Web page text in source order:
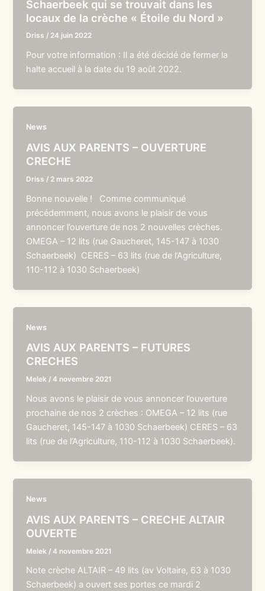
Schaerbeek qui se trouvait dans les
locaux de la crèche « Étoile du Nord »
Driss / 24 juin 2022
Pour votre information : Il a été décidé de fermer la
halte accueil à la date du 19 août 2022.
News
AVIS AUX PARENTS – OUVERTURE
CRECHE
Driss / 2 mars 2022
Bonne nouvelle ! Comme communiqué
précédemment, nous avons le plaisir de vous
annoncer l’ouverture de nos 2 nouvelles crèches.
OMEGA – 12 lits (rue Gaucheret, 145-147 à 1030
Schaerbeek) CERES – 63 lits (rue de l’Agriculture,
110-112 à 1030 Schaerbeek)
News
AVIS AUX PARENTS – FUTURES
CRECHES
Melek /4 novembre 2021
Nous avons le plaisir de vous annoncer l’ouverture
prochaine de nos 2 crèches : OMEGA – 12 lits (rue
Gaucheret, 145-147 à 1030 Schaerbeek) CERES – 63
lits (rue de l’Agriculture, 110-112 à 1030 Schaerbeek).
News
AVIS AUX PARENTS – CRECHE ALTAIR
OUVERTE
Melek /4 novembre 2021
Note crèche ALTAIR – 49 lits (av Voltaire, 63 à 1030
Schaerbeek) a ouvert ses portes ce mardi 2